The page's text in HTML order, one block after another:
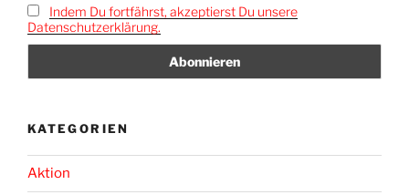
Indem Du fortfährst, akzeptierst Du unsere
Datenschutzerklärung.
KATEGORIEN
Aktion